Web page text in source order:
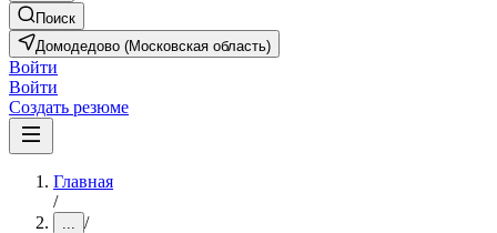
Поиск
Домодедово (Московская область)
Войти
Войти
Создать резюме
Главная
/
... /